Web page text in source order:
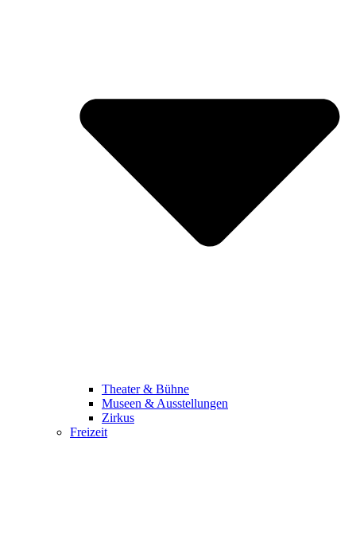
Theater & Bühne
Museen & Ausstellungen
Zirkus
Freizeit